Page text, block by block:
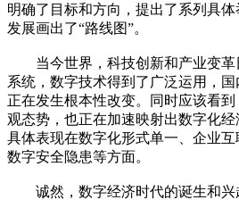
明确了目标和方向，提出了系列具
发展画出了“路线图”。
当今世界，科技创新和产业变革
系统，数字技术得到了广泛运用，
正在发生根本性改变。同时应该看
观态势，也正在加速映射出数字化经
具体表现在数字化形式单一、企业
数字安全隐患等方面。
诚然，数字经济时代的诞生和兴